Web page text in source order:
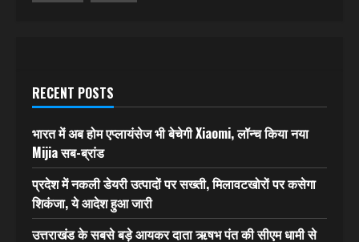
RECENT POSTS
भारत में अब होम एप्लायंसेज भी बेचेगी Xiaomi, लॉन्च किया नया
Mijia सब-ब्रांड
प्रदेश में नकली डेयरी उत्पादों पर सख्ती, मिलावटखोरों पर कसेगा
शिकंजा, ये आदेश हुआ जारी
उत्तराखंड के सबसे बड़े आयकर दाता ऋषभ पंत की सीएम धामी से